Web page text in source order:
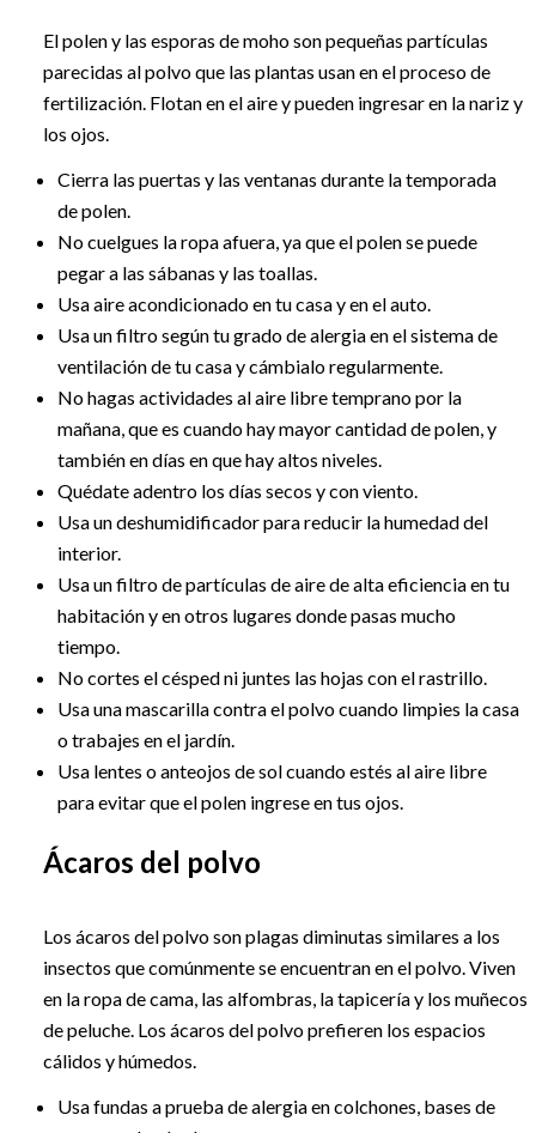
El polen y las esporas de moho son pequeñas partículas
parecidas al polvo que las plantas usan en el proceso de
fertilización. Flotan en el aire y pueden ingresar en la nariz y
los ojos.
Cierra las puertas y las ventanas durante la temporada
de polen.
No cuelgues la ropa afuera, ya que el polen se puede
pegar a las sábanas y las toallas.
Usa aire acondicionado en tu casa y en el auto.
Usa un filtro según tu grado de alergia en el sistema de
ventilación de tu casa y cámbialo regularmente.
No hagas actividades al aire libre temprano por la
mañana, que es cuando hay mayor cantidad de polen, y
también en días en que hay altos niveles.
Quédate adentro los días secos y con viento.
Usa un deshumidificador para reducir la humedad del
interior.
Usa un filtro de partículas de aire de alta eficiencia en tu
habitación y en otros lugares donde pasas mucho
tiempo.
No cortes el césped ni juntes las hojas con el rastrillo.
Usa una mascarilla contra el polvo cuando limpies la casa
o trabajes en el jardín.
Usa lentes o anteojos de sol cuando estés al aire libre
para evitar que el polen ingrese en tus ojos.
Ácaros del polvo
Los ácaros del polvo son plagas diminutas similares a los
insectos que comúnmente se encuentran en el polvo. Viven
en la ropa de cama, las alfombras, la tapicería y los muñecos
de peluche. Los ácaros del polvo prefieren los espacios
cálidos y húmedos.
Usa fundas a prueba de alergia en colchones, bases de